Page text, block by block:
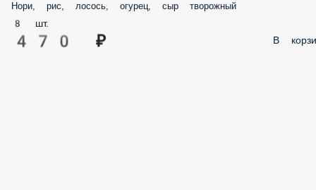
Нори, рис, лосось, огурец, сыр творожный
8 шт.
470 ₽ В